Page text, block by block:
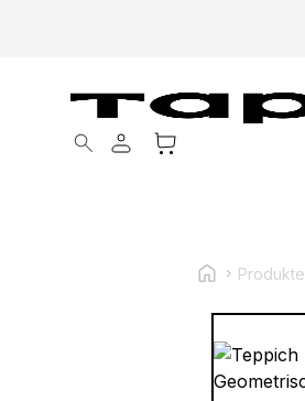
Products search
Produkte